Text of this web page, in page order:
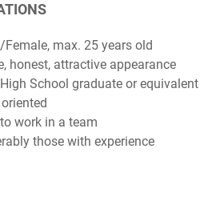
Female, max. 25 years old
honest, attractive appearance
School graduate or equivalent
work in a team
those with experience